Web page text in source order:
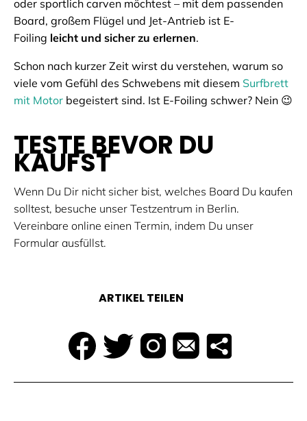
oder sportlich carven möchtest – mit dem passenden
Board, großem Flügel und Jet-Antrieb ist E-
Foiling leicht und sicher zu erlernen.
Schon nach kurzer Zeit wirst du verstehen, warum so
viele vom Gefühl des Schwebens mit diesem Surfbrett
mit Motor begeistert sind. Ist E-Foiling schwer? Nein 😉
TESTE BEVOR DU
KAUFST
Wenn Du Dir nicht sicher bist, welches Board Du kaufen
solltest, besuche unser Testzentrum in Berlin.
Vereinbare online einen Termin, indem Du unser
Formular ausfüllst.
ARTIKEL TEILEN